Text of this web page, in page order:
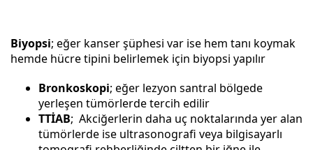
Biyopsi; eğer kanser şüphesi var ise hem tanı koymak
hemde hücre tipini belirlemek için biyopsi yapılır
Bronkoskopi; eğer lezyon santral bölgede
yerleşen tümörlerde tercih edilir
TTİAB; Akciğerlerin daha uç noktalarında yer alan
tümörlerde ise ultrasonografi veya bilgisayarlı